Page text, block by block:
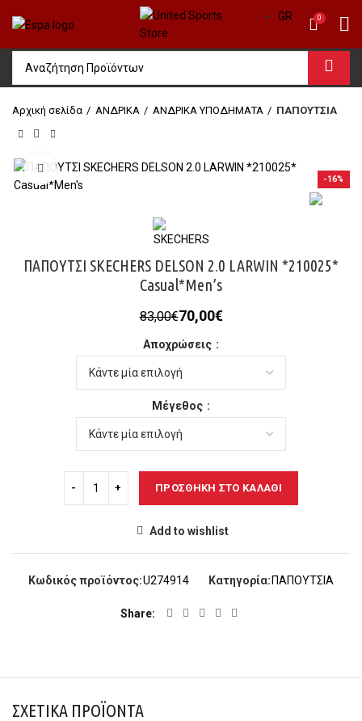
GR 0
Αρχική σελίδα ΑΝΔΡΙΚΑ ΑΝΔΡΙΚΑ ΥΠΟΔΗΜΑΤΑ ΠΑΠΟΥΤΣΙΑ
-16%
Click to enlarge
ΠΑΠΟΥΤΣΙ SKECHERS DELSON 2.0 LARWIN *210025*
Casual*Men’s
83,00€Original
was:
83,00€.
70,00€Η
Αποχρώσεις
Μέγεθος
ΠΡΟΣΘΉΚΗ ΣΤΟ ΚΑΛΆΘΙ
Add to wishlist
Κωδικός προϊόντος:U274914 Κατηγορία: ΠΑΠΟΥΤΣΙΑ
Share
ΣΧΕΤΙΚΆ ΠΡΟΪΌΝΤΑ